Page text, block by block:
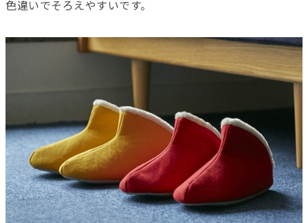
色違いでそろえやすいです。